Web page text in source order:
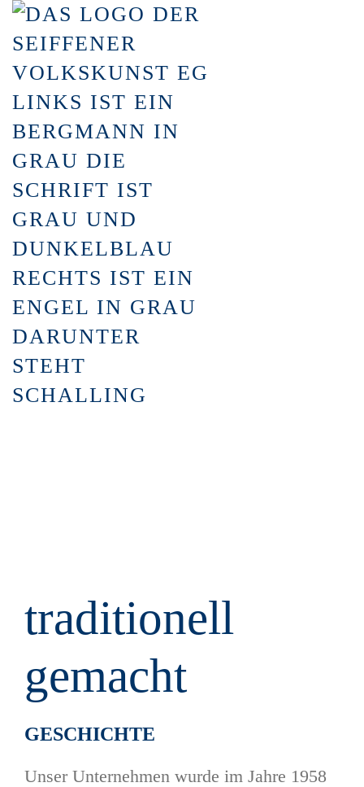
traditionell
gemacht
GESCHICHTE
Unser Unternehmen wurde im Jahre 1958